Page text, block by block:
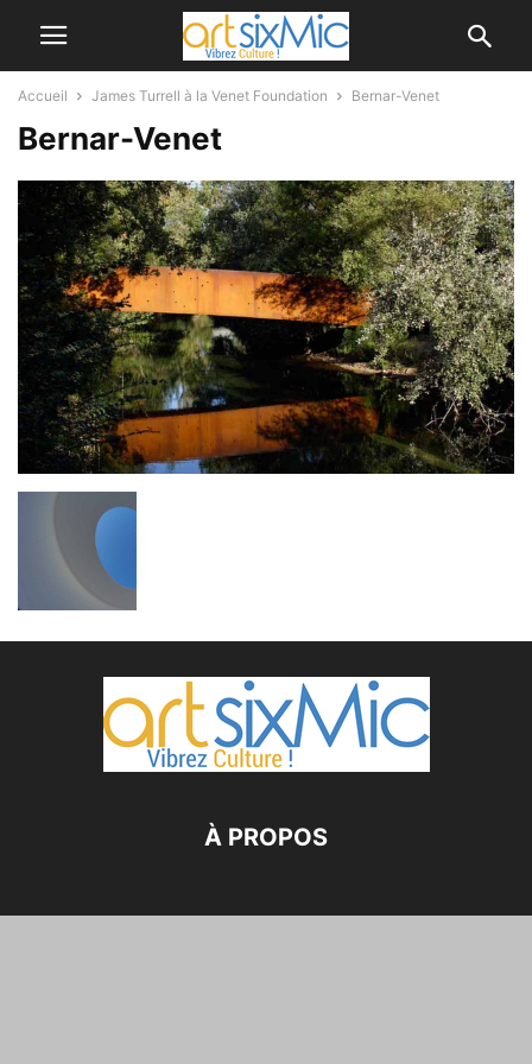
Accueil James Turrell à la Venet Foundation Bernar-Venet
Bernar-Venet
À PROPOS